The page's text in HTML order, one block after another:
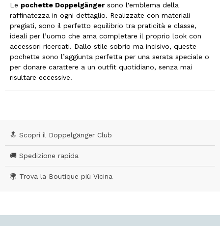
Le pochette Doppelgänger sono l'emblema della
raffinatezza in ogni dettaglio. Realizzate con materiali
pregiati, sono il perfetto equilibrio tra praticità e classe,
ideali per l’uomo che ama completare il proprio look con
accessori ricercati. Dallo stile sobrio ma incisivo, queste
pochette sono l’aggiunta perfetta per una serata speciale o
per donare carattere a un outfit quotidiano, senza mai
risultare eccessive.
🔝 Scopri il Doppelgänger Club
🚚 Spedizione rapida
🌍 Trova la Boutique più Vicina